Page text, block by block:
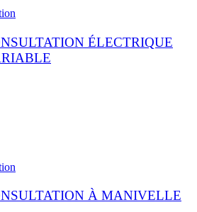
ÉLECTRIQUE
À MANIVELLE